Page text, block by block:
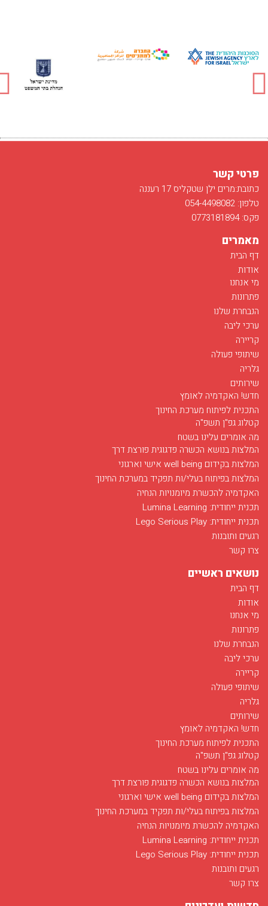
פרטי קשר
כתובת:מרים ילן שטקליס 17 רעננה
טלפון: 054-4498082
פקס: 0773181894
מאמרים
דף הבית
אודות
מי אנחנו
פתרונות
הנבחרת שלנו
ערכי ליבה
קריירה
שיתופי פעולה
גלריה
שירותים
חדש! האקדמיה לאומץ
התכנית לפיתוח מערכת החינוך
קטלוג גפ"ן תשפ"ה
מה אומרים עלינו בשטח
המלצות בנושא הכשרה פדגוגית פורצת דרך
המלצות בקידום well being אישי וארגוני
המלצות בפיתוח בעלי/ות תפקיד במערכת החינוך
האקדמיה להכשרת מיומנויות הנחיה
תכנית ייחודית: Lumina Learning
תכנית ייחודית: Lego Serious Play
רגעים ותובנות
צרו קשר
נושאים ראשיים
דף הבית
אודות
מי אנחנו
פתרונות
הנבחרת שלנו
ערכי ליבה
קריירה
שיתופי פעולה
גלריה
שירותים
חדש! האקדמיה לאומץ
התכנית לפיתוח מערכת החינוך
קטלוג גפ"ן תשפ"ה
מה אומרים עלינו בשטח
המלצות בנושא הכשרה פדגוגית פורצת דרך
המלצות בקידום well being אישי וארגוני
המלצות בפיתוח בעלי/ות תפקיד במערכת החינוך
האקדמיה להכשרת מיומנויות הנחיה
תכנית ייחודית: Lumina Learning
תכנית ייחודית: Lego Serious Play
רגעים ותובנות
צרו קשר
חודש מאי בסימן רפואה
03/12/2017
חודש מאי בפלג מוקדש לפרויקט הנחיה של מועמדים ללימודי רפואה...